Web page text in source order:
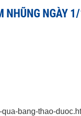
NHŨNG NGÀY
bang-thao-